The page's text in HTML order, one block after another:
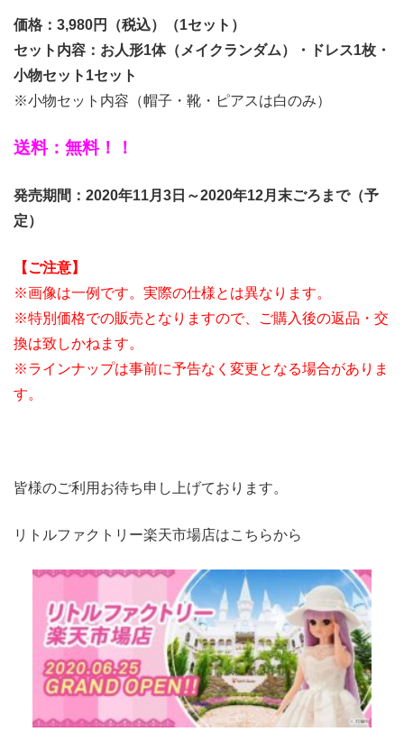
価格：3,980円（税込）（1セット）
セット内容：お人形1体（メイクランダム）・ドレス1枚・
小物セット1セット
※小物セット内容（帽子・靴・ピアスは白のみ）
送料：無料！！
発売期間：2020年11月3日～2020年12月末ごろまで（予
定）
【ご注意】
※画像は一例です。実際の仕様とは異なります。
※特別価格での販売となりますので、ご購入後の返品・交
換は致しかねます。
※ラインナップは事前に予告なく変更となる場合がありま
す。
皆様のご利用お待ち申し上げております。
リトルファクトリー楽天市場店はこちらから